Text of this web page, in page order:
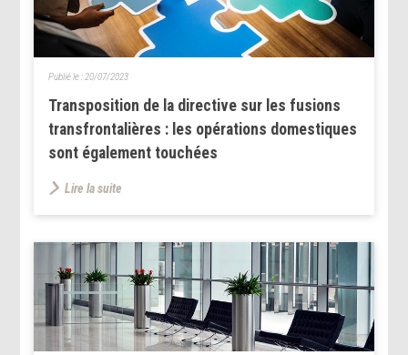
Transposition de la directive sur les fusions
transfrontalières : les opérations domestiques
sont également touchées
Publié le : 20/07/2023
Lire la suite